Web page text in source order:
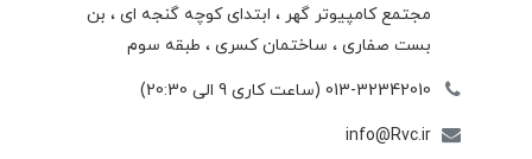
مجتمع كامپيوتر گهر ، ابتدای كوچه گنجه ای ، بن
بست صفاری ، ساختمان كسری ، طبقه سوم
013-32342010 (ساعت کاری 9 الی 20:30)
info@Rvc.ir